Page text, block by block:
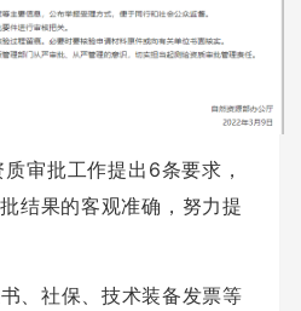
质审批工作提出6条要求，
结果的客观准确，努力提
、社保、技术装备发票等